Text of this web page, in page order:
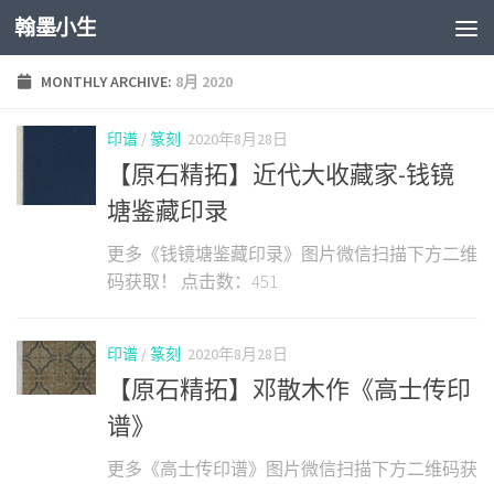
Skip to content
翰墨小生
MONTHLY ARCHIVE: 8月 2020
印谱 / 篆刻 2020年8月28日
【原石精拓】近代大收藏家-钱镜
塘鉴藏印录
更多《钱镜塘鉴藏印录》图片微信扫描下方二维
码获取！ 点击数：451
印谱 / 篆刻 2020年8月28日
【原石精拓】邓散木作《高士传印
谱》
更多《高士传印谱》图片微信扫描下方二维码获